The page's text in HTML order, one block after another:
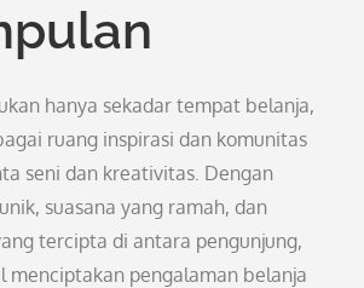
hanya sekadar tempat belanja,
ruang inspirasi dan komunitas
seni dan kreativitas. Dengan
suasana yang ramah, dan
tercipta di antara pengunjung,
menciptakan pengalaman belanja